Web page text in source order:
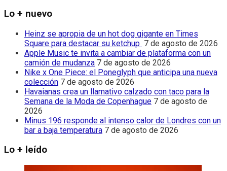
Lo + nuevo
Heinz se apropia de un hot dog gigante en Times
Square para destacar su ketchup 7 de agosto de 2026
Apple Music te invita a cambiar de plataforma con un
camión de mudanza 7 de agosto de 2026
Nike x One Piece: el Poneglyph que anticipa una nueva
colección 7 de agosto de 2026
Havaianas crea un llamativo calzado con taco para la
Semana de la Moda de Copenhague 7 de agosto de
2026
Minus 196 responde al intenso calor de Londres con un
bar a baja temperatura 7 de agosto de 2026
Lo + leído